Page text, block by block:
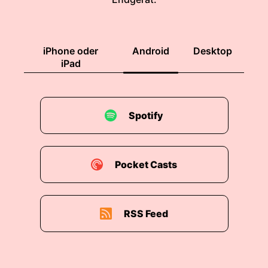
warten.
00:02:04: Okay wie machen wir die Teams?
00:02:05: Wir spielen ja auch ganz entspannt
ohne Punkte zählen und so!
00:02:09: Kann ich in deinem Team...
00:02:11: Mit mir?
00:02:12: Ach komm Nadja, wir beide spielen
gegen die Jungs.
iPhone oder
iPad
Android Desktop
Spotify
Pocket Casts
RSS Feed